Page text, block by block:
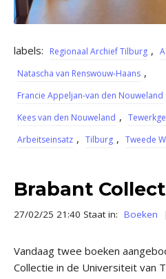
labels: Regionaal Archief Tilburg ,
Natascha van Renswouw-Haans ,
Francie Appeljan-van den Nouweland
Kees van den Nouweland ,
Arbeitseinsatz , Tilburg , Tweede
Brabant
27/02/25 21:40 Staat in: Boeken |
Vandaag twee boeken
Collectie in de Universiteit van